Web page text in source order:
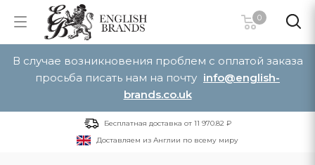
0
В случае возникновения проблем с оплатой заказа
просьба писать нам на почту info@english-
brands.co.uk
Бесплатная доставка от 11 970.82 ₽
Доставляем из Англии по всему миру